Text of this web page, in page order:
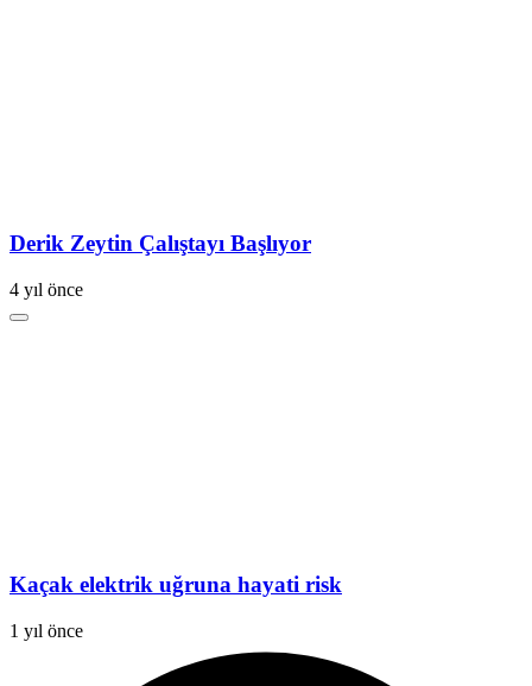
Derik Zeytin Çalıştayı Başlıyor
4 yıl önce
Kaçak elektrik uğruna hayati risk
1 yıl önce